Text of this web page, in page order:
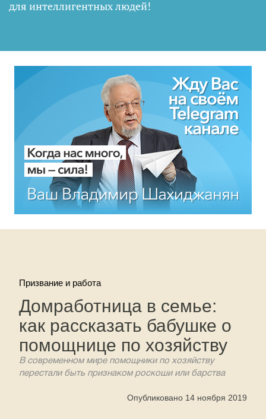
для интеллигентных людей!
Призвание и работа
Домработница в семье:
как рассказать бабушке о
помощнице по хозяйству
В современном мире помощники по хозяйству
перестали быть признаком роскоши или барства
Опубликовано 14 ноября 2019